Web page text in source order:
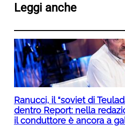
Leggi anche
Ranucci, il “soviet di
dentro Report: nella
il conduttore è ancora a